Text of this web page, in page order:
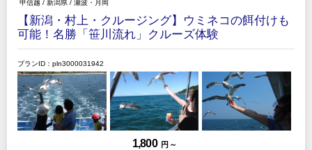
甲信越 / 新潟県 / 瀬波・月岡
【新潟・村上・クルージング】ウミネコの餌付けも
可能！名勝「笹川流れ」クルーズ体験
プランID：pln3000031942
1,800 円 ～